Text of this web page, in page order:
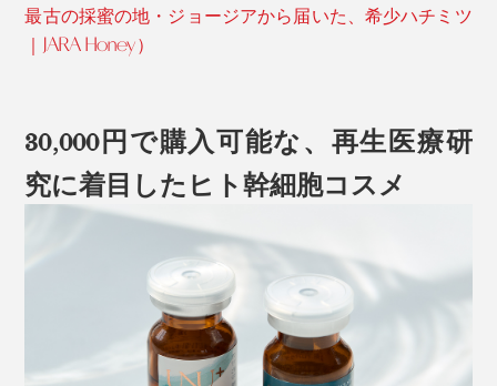
最古の採蜜の地・ジョージアから届いた、希少ハチミツ
｜JARA Honey）
30,000円で購入可能な、再生医療研
究に着目したヒト幹細胞コスメ